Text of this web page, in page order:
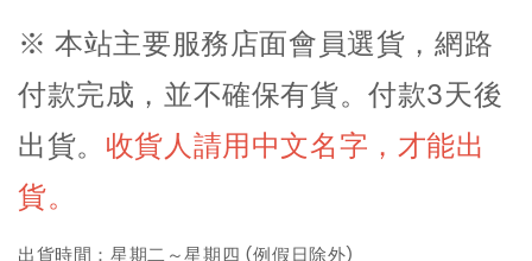
※ 本站主要服務店面會員選貨，網路
付款完成，並不確保有貨。付款3天後
出貨。 收貨人請用中文名字，才能出
貨。
出貨時間：星期二～星期四 (例假日除外)